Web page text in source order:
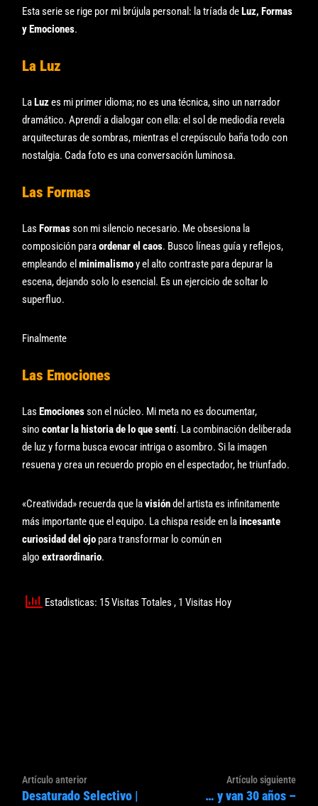
Esta serie se rige por mi brújula personal: la tríada deLuz, Formas
y Emociones.
La Luz
LaLuzes mi primer idioma; no es una técnica, sino un narrador
dramático. Aprendí a dialogar con ella: el sol de mediodía revela
arquitecturas de sombras, mientras el crepúsculo baña todo con
nostalgia. Cada foto es una conversación luminosa.
Las Formas
LasFormasson mi silencio necesario. Me obsesiona la
composición paraordenar el caos. Busco líneas guía y reflejos,
empleando elminimalismoy el alto contraste para depurar la
escena, dejando solo lo esencial. Es un ejercicio de soltar lo
superfluo.
Finalmente
Las Emociones
LasEmocionesson el núcleo. Mi meta no es documentar,
sinocontar la historia de lo que sentí. La combinación deliberada
de luz y forma busca evocar intriga o asombro. Si la imagen
resuena y crea un recuerdo propio en el espectador, he triunfado.
«Creatividad» recuerda que lavisióndel artista es infinitamente
más importante que el equipo. La chispa reside en laincesante
curiosidad del ojo para transformar lo común en
algoextraordinario.
Estadisticas: 15 Visitas Totales, 1 Visitas Hoy
Navegación
de
Artículo anteriorArtículo
anterior:
Desaturado Selectivo |
Artículo siguiente
… y van 30 años –